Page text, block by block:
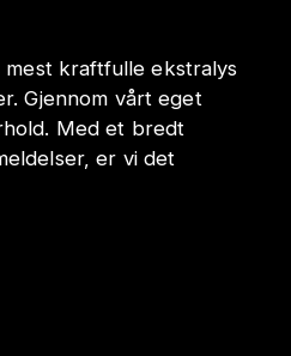
mest kraftfulle ekstralys
Gjennom vårt eget
Med et bredt
er vi det